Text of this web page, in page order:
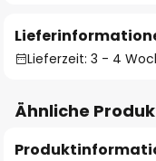
Lieferzeit: 3 - 4
Ähnliche